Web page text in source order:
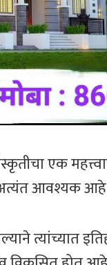
एक
अत्यंत आवश्यक
त्यांच्यात